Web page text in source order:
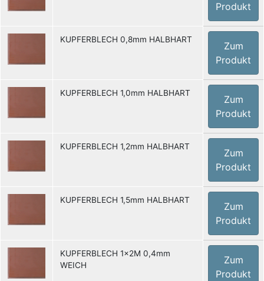
Produkt
KUPFERBLECH 0,8mm HALBHART
Zum
Produkt
KUPFERBLECH 1,0mm HALBHART
Zum
Produkt
KUPFERBLECH 1,2mm HALBHART
Zum
Produkt
KUPFERBLECH 1,5mm HALBHART
Zum
Produkt
KUPFERBLECH 1x2M 0,4mm
WEICH
Zum
Produkt